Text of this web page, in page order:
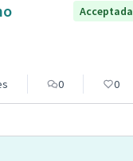
Acceptada
0 0